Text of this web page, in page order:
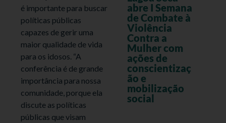
é importante para buscar
políticas públicas
capazes de gerir uma
maior qualidade de vida
para os idosos. “A
conferência é de grande
importância para nossa
comunidade, porque ela
discute as políticas
públicas que visam
abre I Semana
de Combate à
Violência
Contra a
Mulher com
ações de
conscientizaç
ão e
mobilização
social